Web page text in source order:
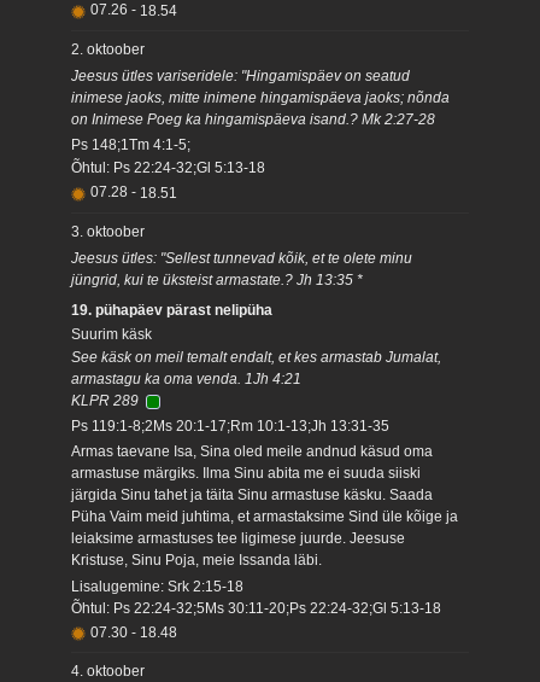
07.26 - 18.54
2. oktoober
Jeesus ütles variseridele: "Hingamispäev on seatud
inimese jaoks, mitte inimene hingamispäeva jaoks; nõnda
on Inimese Poeg ka hingamispäeva isand.? Mk 2:27-28
Ps 148;1Tm 4:1-5;
Õhtul: Ps 22:24-32;Gl 5:13-18
07.28 - 18.51
3. oktoober
Jeesus ütles: "Sellest tunnevad kõik, et te olete minu
jüngrid, kui te üksteist armastate.? Jh 13:35 *
19. pühapäev pärast nelipüha
Suurim käsk
See käsk on meil temalt endalt, et kes armastab Jumalat,
armastagu ka oma venda. 1Jh 4:21
KLPR 289
Ps 119:1-8;2Ms 20:1-17;Rm 10:1-13;Jh 13:31-35
Armas taevane Isa, Sina oled meile andnud käsud oma
armastuse märgiks. Ilma Sinu abita me ei suuda siiski
järgida Sinu tahet ja täita Sinu armastuse käsku. Saada
Püha Vaim meid juhtima, et armastaksime Sind üle kõige ja
leiaksime armastuses tee ligimese juurde. Jeesuse
Kristuse, Sinu Poja, meie Issanda läbi.
Lisalugemine: Srk 2:15-18
Õhtul: Ps 22:24-32;5Ms 30:11-20;Ps 22:24-32;Gl 5:13-18
07.30 - 18.48
4. oktoober